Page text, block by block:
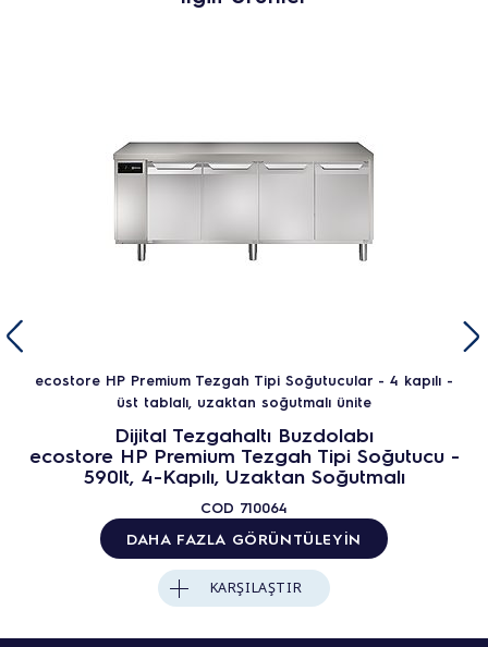
ecostore HP Premium Tezgah Tipi Soğutucular - 4 kapılı -
üst tablalı, uzaktan soğutmalı ünite
Dijital Tezgahaltı Buzdolabı
ecostore HP Premium Tezgah Tipi Soğutucu -
590lt, 4-Kapılı, Uzaktan Soğutmalı
COD 710064
DAHA FAZLA GÖRÜNTÜLEYIN
KARŞILAŞTIR